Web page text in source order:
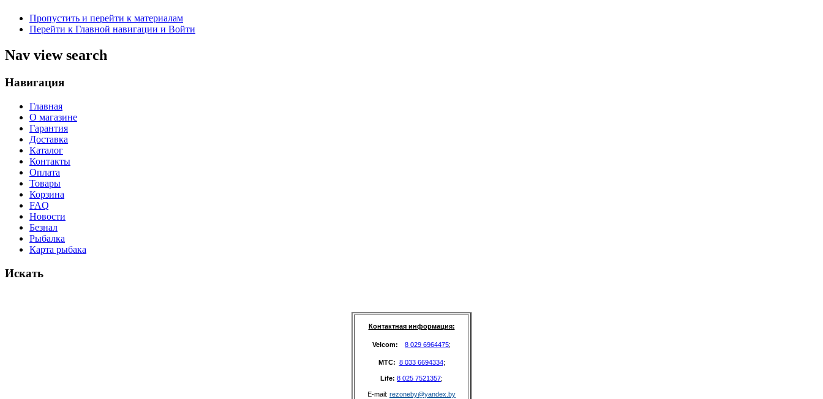
Пропустить и перейти к материалам
Перейти к Главной навигации и Войти
Nav view search
Навигация
Главная
О магазине
Гарантия
Доставка
Каталог
Контакты
Оплата
Товары
Корзина
FAQ
Новости
Безнал
Рыбалка
Карта рыбака
Искать
Контактная информация:
Velcom: 8 029 6964475;
MTC: 8 033 6694334;
Life: 8 025 7521357;
E-mail: rezoneby@yandex.by